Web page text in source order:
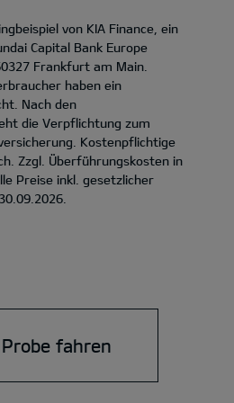
von KIA Finance, ein
Capital Bank Europe
Frankfurt am Main.
haben ein
Nach den
die Verpflichtung zum
Kostenpflichtige
Zzgl. Überführungskosten in
Preise inkl. gesetzlicher
fahren